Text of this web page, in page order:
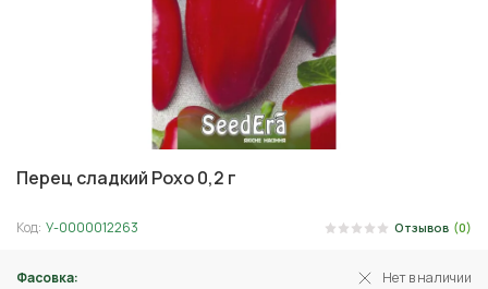
Перец сладкий Рохо 0,2 г
Код: У-0000012263 Отзывов (0)
Фасовка: Нет в наличии